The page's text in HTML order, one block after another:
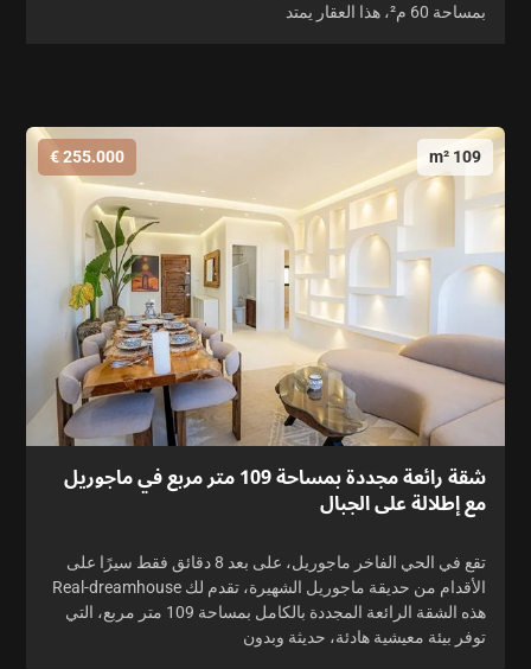
بمساحة 60 م²، هذا العقار يمتد
109 m²
255.000 €
شقة رائعة مجددة بمساحة 109 متر مربع في ماجوريل
مع إطلالة على الجبال
تقع في الحي الفاخر ماجوريل، على بعد 8 دقائق فقط سيرًا على
الأقدام من حديقة ماجوريل الشهيرة، تقدم لك Real-dreamhouse
هذه الشقة الرائعة المجددة بالكامل بمساحة 109 متر مربع، التي
توفر بيئة معيشية هادئة، حديثة وبدون